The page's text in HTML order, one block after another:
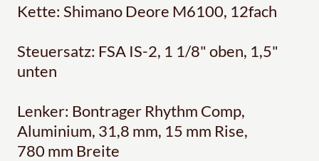
Kette: Shimano Deore M6100, 12fach
Steuersatz: FSA IS-2, 1 1/8" oben, 1,5"
unten
Lenker: Bontrager Rhythm Comp,
Aluminium, 31,8 mm, 15 mm Rise,
780 mm Breite